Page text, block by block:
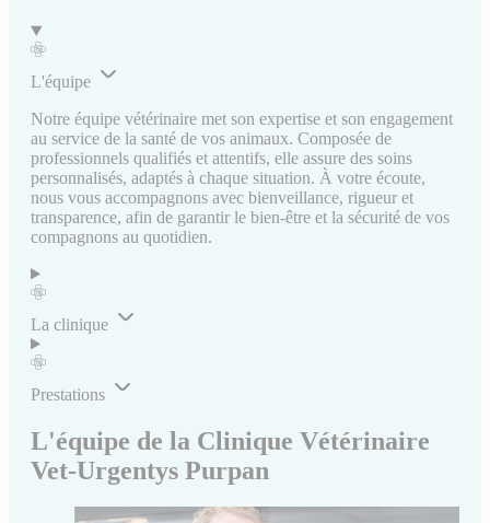
L'équipe
Notre équipe vétérinaire met son expertise et son engagement
au service de la santé de vos animaux. Composée de
professionnels qualifiés et attentifs, elle assure des soins
personnalisés, adaptés à chaque situation. À votre écoute,
nous vous accompagnons avec bienveillance, rigueur et
transparence, afin de garantir le bien-être et la sécurité de vos
compagnons au quotidien.
La clinique
Prestations
L'équipe de la Clinique Vétérinaire
Vet-Urgentys Purpan